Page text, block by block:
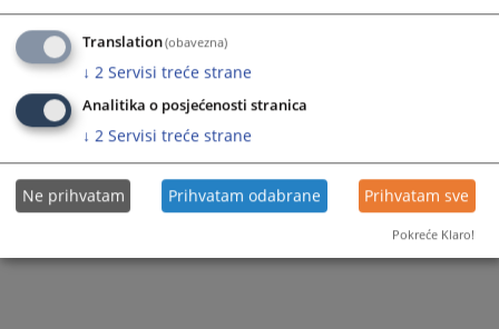
Translation(obavezna)
↓ 2 Servisi treće strane
Analitika o posjećenosti stranica
↓ 2 Servisi treće strane
Ne prihvatam Prihvatam odabrane Prihvatam sve
Pokreće Klaro!